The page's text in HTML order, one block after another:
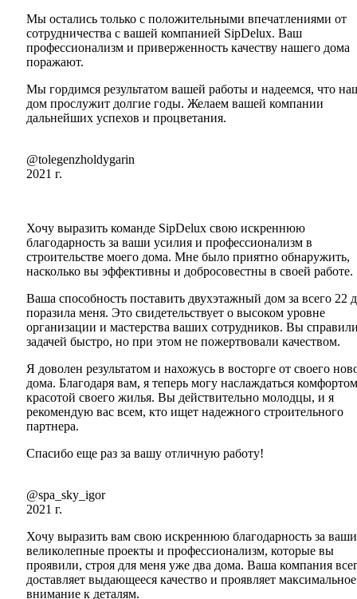
Мы остались только с положительными впечатлениями от
сотрудничества с вашей компанией SipDelux. Ваш
профессионализм и приверженность качеству нашего дома
поражают.
Мы гордимся результатом вашей работы и надеемся, что
дом прослужит долгие годы. Желаем вашей компании
дальнейших успехов и процветания.
@tolegenzholdygarin
2021 г.
Хочу выразить команде SipDelux свою искреннюю
благодарность за ваши усилия и профессионализм в
строительстве моего дома. Мне было приятно обнаружить,
насколько вы эффективны и добросовестны в своей работе.
Ваша способность поставить двухэтажный дом за всего 22
поразила меня. Это свидетельствует о высоком уровне
организации и мастерства ваших сотрудников. Вы
задачей быстро, но при этом не пожертвовали качеством.
Я доволен результатом и нахожусь в восторге от своего
дома. Благодаря вам, я теперь могу наслаждаться
красотой своего жилья. Вы действительно молодцы, и я
рекомендую вас всем, кто ищет надежного строительного
партнера.
Спасибо еще раз за вашу отличную работу!
@spa_sky_igor
2021 г.
Хочу выразить вам свою искреннюю благодарность за ваши
великолепные проекты и профессионализм, которые вы
проявили, строя для меня уже два дома. Ваша компания
доставляет выдающееся качество и проявляет максимальное
внимание к деталям.